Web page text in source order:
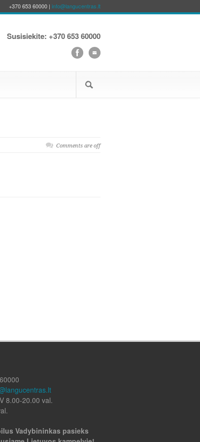
+370 653 60000 | info@langucentras.lt
Susisiekite: +370 653 60000
Comments are off
8.00-20.00 val.
Vadybininkas pasieks